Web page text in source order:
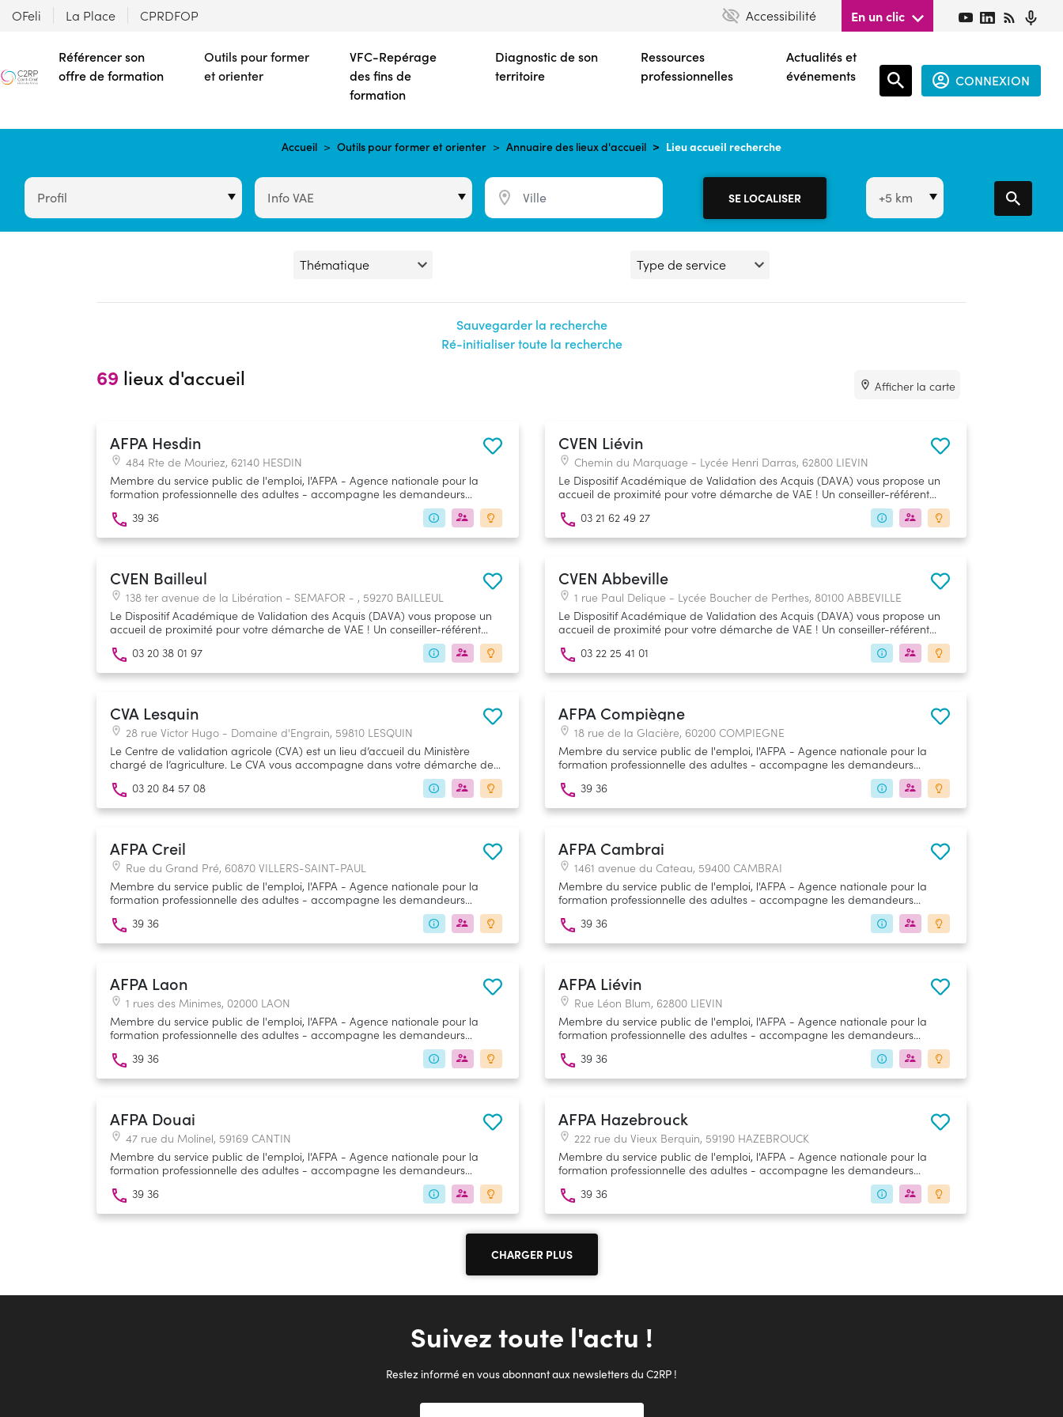
contenu
principal
OFeli La Place CPRDFOP Accessibilité En un clic
Référencer son
offre de formation
Outils pour former
et orienter
VFC-Repérage
des fins de
formation
Diagnostic de son
territoire
Ressources
professionnelles
Actualités et
événements
CONNEXION
guest
Accueil Outils pour former et orienter Annuaire des lieux d'accueil Lieu accueil recherche
SE LOCALISER
Sauvegarder la recherche
Ré-initialiser toute la recherche
69 lieux d'accueil Afficher la carte
AFPA Hesdin
484 Rte de Mouriez, 62140 HESDIN
Membre du service public de l'emploi, l'AFPA - Agence nationale pour la
formation professionnelle des adultes - accompagne les demandeurs
d'emploi et les salariés à toutes les périodes de leur vie professionnelle
(insertion, reconversion, professionnalisation).
39 36
CVEN Liévin
Chemin du Marquage - Lycée Henri Darras, 62800 LIEVIN
Le Dispositif Académique de Validation des Acquis (DAVA) vous propose un
accueil de proximité pour votre démarche de VAE ! Un conseiller-référent
vous fournit une aide préparatoire au premier dossier de recevabilité, quelle
que soit la certification dans laquelle vous souhaitez vous engager, à la
condition qu’elle soit inscrite au Répertoire National des Certifications
Professionnelles (RNCP). Le centre de validation de l'Éducation Nationale
03 21 62 49 27
CVEN Bailleul
138 ter avenue de la Libération - SEMAFOR - , 59270 BAILLEUL
Le Dispositif Académique de Validation des Acquis (DAVA) vous propose un
accueil de proximité pour votre démarche de VAE ! Un conseiller-référent
vous fournit une aide préparatoire au premier dossier de recevabilité, quelle
que soit la certification dans laquelle vous souhaitez vous engager, à la
condition qu’elle soit inscrite au Répertoire National des Certifications
Professionnelles (RNCP). Le centre de validation de l'Éducation Nationale
03 20 38 01 97
CVEN Abbeville
1 rue Paul Delique - Lycée Boucher de Perthes, 80100 ABBEVILLE
Le Dispositif Académique de Validation des Acquis (DAVA) vous propose un
accueil de proximité pour votre démarche de VAE ! Un conseiller-référent
vous fournit une aide préparatoire au premier dossier de recevabilité, quelle
que soit la certification dans laquelle vous souhaitez vous engager, à la
condition qu’elle soit inscrite au Répertoire National des Certifications
Professionnelles (RNCP). Le centre de validation de l'Éducation Nationale
03 22 25 41 01
CVA Lesquin
28 rue Victor Hugo - Domaine d'Engrain, 59810 LESQUIN
Le Centre de validation agricole (CVA) est un lieu d’accueil du Ministère
chargé de l’agriculture. Le CVA vous accompagne dans votre démarche de
validation des acquis de l'expérience (VAE). Un conseiller-référent vous fournit
une aide préparatoire au premier dossier de recevabilité, quelle que soit la
certification dans laquelle vous souhaitez vous engager, à la condition qu’elle
soit inscrite au Répertoire National des Certifications Professionnelles (RNCP).
03 20 84 57 08
AFPA Compiègne
18 rue de la Glacière, 60200 COMPIEGNE
Membre du service public de l'emploi, l'AFPA - Agence nationale pour la
formation professionnelle des adultes - accompagne les demandeurs
d'emploi et les salariés à toutes les périodes de leur vie professionnelle
(insertion, reconversion, professionnalisation).
39 36
AFPA Creil
Rue du Grand Pré, 60870 VILLERS-SAINT-PAUL
Membre du service public de l'emploi, l'AFPA - Agence nationale pour la
formation professionnelle des adultes - accompagne les demandeurs
d'emploi et les salariés à toutes les périodes de leur vie professionnelle
(insertion, reconversion, professionnalisation).
39 36
AFPA Cambrai
1461 avenue du Cateau, 59400 CAMBRAI
Membre du service public de l'emploi, l'AFPA - Agence nationale pour la
formation professionnelle des adultes - accompagne les demandeurs
d'emploi et les salariés à toutes les périodes de leur vie professionnelle
(insertion, reconversion, professionnalisation).
39 36
AFPA Laon
1 rues des Minimes, 02000 LAON
Membre du service public de l'emploi, l'AFPA - Agence nationale pour la
formation professionnelle des adultes - accompagne les demandeurs
d'emploi et les salariés à toutes les périodes de leur vie professionnelle
(insertion, reconversion, professionnalisation).
39 36
AFPA Liévin
Rue Léon Blum, 62800 LIEVIN
Membre du service public de l'emploi, l'AFPA - Agence nationale pour la
formation professionnelle des adultes - accompagne les demandeurs
d'emploi et les salariés à toutes les périodes de leur vie professionnelle
(insertion, reconversion, professionnalisation).
39 36
AFPA Douai
47 rue du Molinel, 59169 CANTIN
Membre du service public de l'emploi, l'AFPA - Agence nationale pour la
formation professionnelle des adultes - accompagne les demandeurs
d'emploi et les salariés à toutes les périodes de leur vie professionnelle
(insertion, reconversion, professionnalisation).
39 36
AFPA Hazebrouck
222 rue du Vieux Berquin, 59190 HAZEBROUCK
Membre du service public de l'emploi, l'AFPA - Agence nationale pour la
formation professionnelle des adultes - accompagne les demandeurs
d'emploi et les salariés à toutes les périodes de leur vie professionnelle
(insertion, reconversion, professionnalisation).
39 36
CHARGER PLUS
Suivez toute l'actu !
Restez informé en vous abonnant aux newsletters du C2RP !